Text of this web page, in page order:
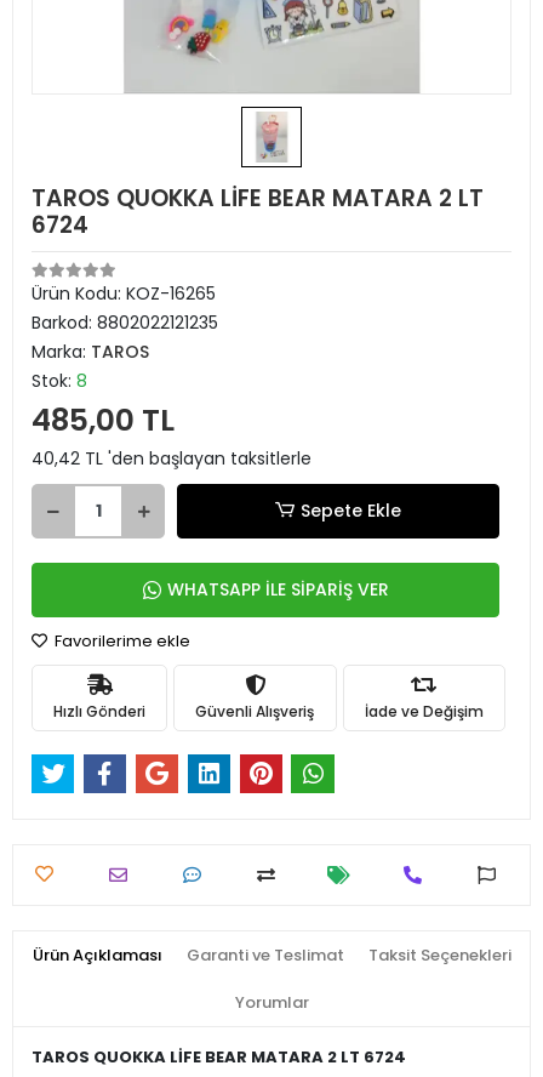
TAROS QUOKKA LİFE BEAR MATARA 2 LT
6724
Ürün Kodu: KOZ-16265
Barkod: 8802022121235
Marka: TAROS
Stok: 8
485,00 TL
40,42 TL 'den başlayan taksitlerle
Sepete Ekle
WHATSAPP İLE SİPARİŞ VER
Favorilerime ekle
Hızlı Gönderi Güvenli Alışveriş İade ve Değişim
Ürün Açıklaması Garanti ve Teslimat Taksit Seçenekleri
Yorumlar
TAROS QUOKKA LİFE BEAR MATARA 2 LT 6724